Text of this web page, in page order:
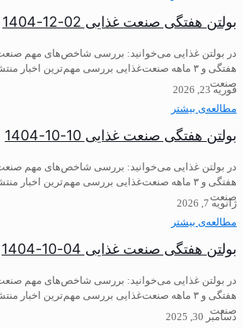
بولتن هفتگی صنعت غذایی 02-12-1404
در بولتن غذایی می‌خوانید: ️بررسی شاخص‌های مهم
هفتگی و ۳ ماهه صنعت‌غذایی ️بررسی مهم‌ترین اخبار
صنعت
مطالعه‌ی بیشتر
فوریه 23, 2026
بولتن هفتگی صنعت غذایی 10-10-1404
در بولتن غذایی می‌خوانید: ️بررسی شاخص‌های مهم
هفتگی و ۳ ماهه صنعت‌غذایی ️بررسی مهم‌ترین اخبار
صنعت
مطالعه‌ی بیشتر
ژانویه 7, 2026
بولتن هفتگی صنعت غذایی 04-10-1404
در بولتن غذایی می‌خوانید: ️بررسی شاخص‌های مهم
هفتگی و ۳ ماهه صنعت‌غذایی ️بررسی مهم‌ترین اخبار
صنعت
دسامبر 30, 2025